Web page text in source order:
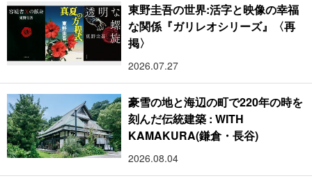
東野圭吾の世界:活字と映像の幸福
な関係『ガリレオシリーズ』〈再
掲〉
2026.07.27
豪雪の地と海辺の町で220年の時を
刻んだ伝統建築 : WITH
KAMAKURA(鎌倉・長谷)
2026.08.04